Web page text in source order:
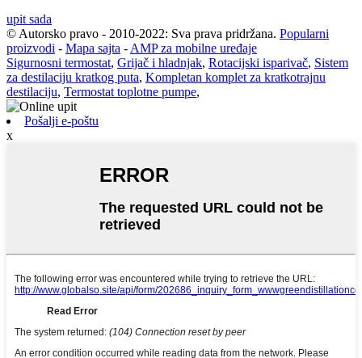
upit sada
© Autorsko pravo - 2010-2022: Sva prava pridržana. Popularni
proizvodi - Mapa sajta - AMP za mobilne uređaje
Sigurnosni termostat, Grijač i hladnjak, Rotacijski isparivač, Sistem
za destilaciju kratkog puta, Kompletan komplet za kratkotrajnu
destilaciju, Termostat toplotne pumpe,
Pošalji e-poštu
x